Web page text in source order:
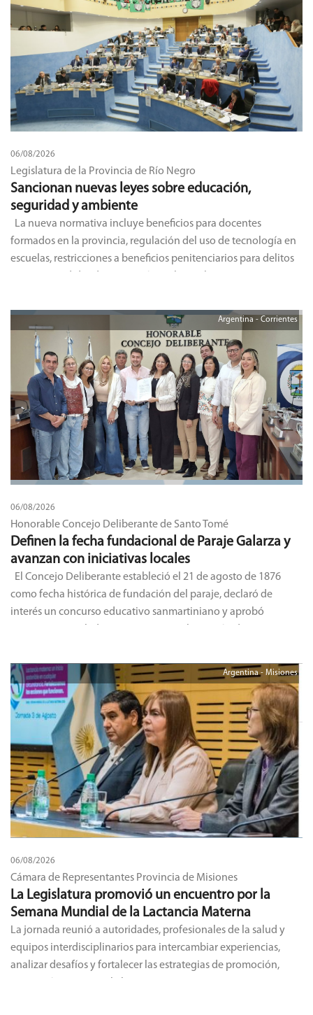
06/08/2026
Legislatura de la Provincia de Río Negro
Sancionan nuevas leyes sobre educación,
seguridad y ambiente
La nueva normativa incluye beneficios para docentes
formados en la provincia, regulación del uso de tecnología en
escuelas, restricciones a beneficios penitenciarios para delitos
06/08/2026
Honorable Concejo Deliberante de Santo Tomé
Argentina - Corrientes
Definen la fecha fundacional de Paraje Galarza y
avanzan con iniciativas locales
El Concejo Deliberante estableció el 21 de agosto de 1876
como fecha histórica de fundación del paraje, declaró de
interés un concurso educativo sanmartiniano y aprobó
06/08/2026
Cámara de Representantes Provincia de Misiones
Argentina - Misiones
La Legislatura promovió un encuentro por la
Semana Mundial de la Lactancia Materna
La jornada reunió a autoridades, profesionales de la salud y
equipos interdisciplinarios para intercambiar experiencias,
analizar desafíos y fortalecer las estrategias de promoción,